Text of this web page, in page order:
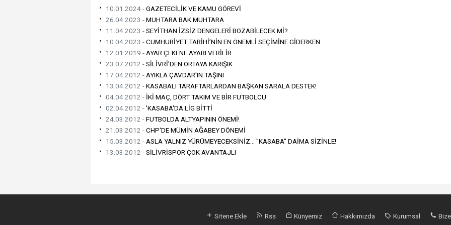
10.01.2024 -GAZETECİLİK VE KAMU GÖREVİ
26.04.2023 -MUHTARA BAK MUHTARA
11.04.2023 -SEYİTHAN İZSİZ DENGELERİ BOZABİLECEK Mİ?
10.04.2023 -CUMHURİYET TARİHİ’NİN EN ÖNEMLİ SEÇİMİNE GİDERKEN
12.01.2019 - AYAR ÇEKENE AYARI VERİLİR
23.07.2012 -SİLİVRİ'DEN ORTAYA KARIŞIK
17.04.2012 - AYIKLA ÇAVDAR'IN TAŞINI
13.04.2012 -KASABALI TARAFTARLARDAN BAŞKAN SARALA DESTEK!
04.04.2012 - İKİ MAÇ, DÖRT TAKIM VE BİR FUTBOLCU
02.04.2012 -'KASABA'DA LİG BİTTİ
24.03.2012 -FUTBOLDA ALTYAPININ ÖNEMİ!
21.03.2012 -CHP'DE MÜMİN AĞABEY DÖNEMİ
15.03.2012 - ASLA YALNIZ YÜRÜMEYECEKSİNİZ... ''KASABA'' DAİMA SİZİNLE!
13.03.2012 -SİLİVRİSPOR ÇOK AVANTAJLI
Sitene Ekle Rss Künyemiz Hakkımızda Kurumsal